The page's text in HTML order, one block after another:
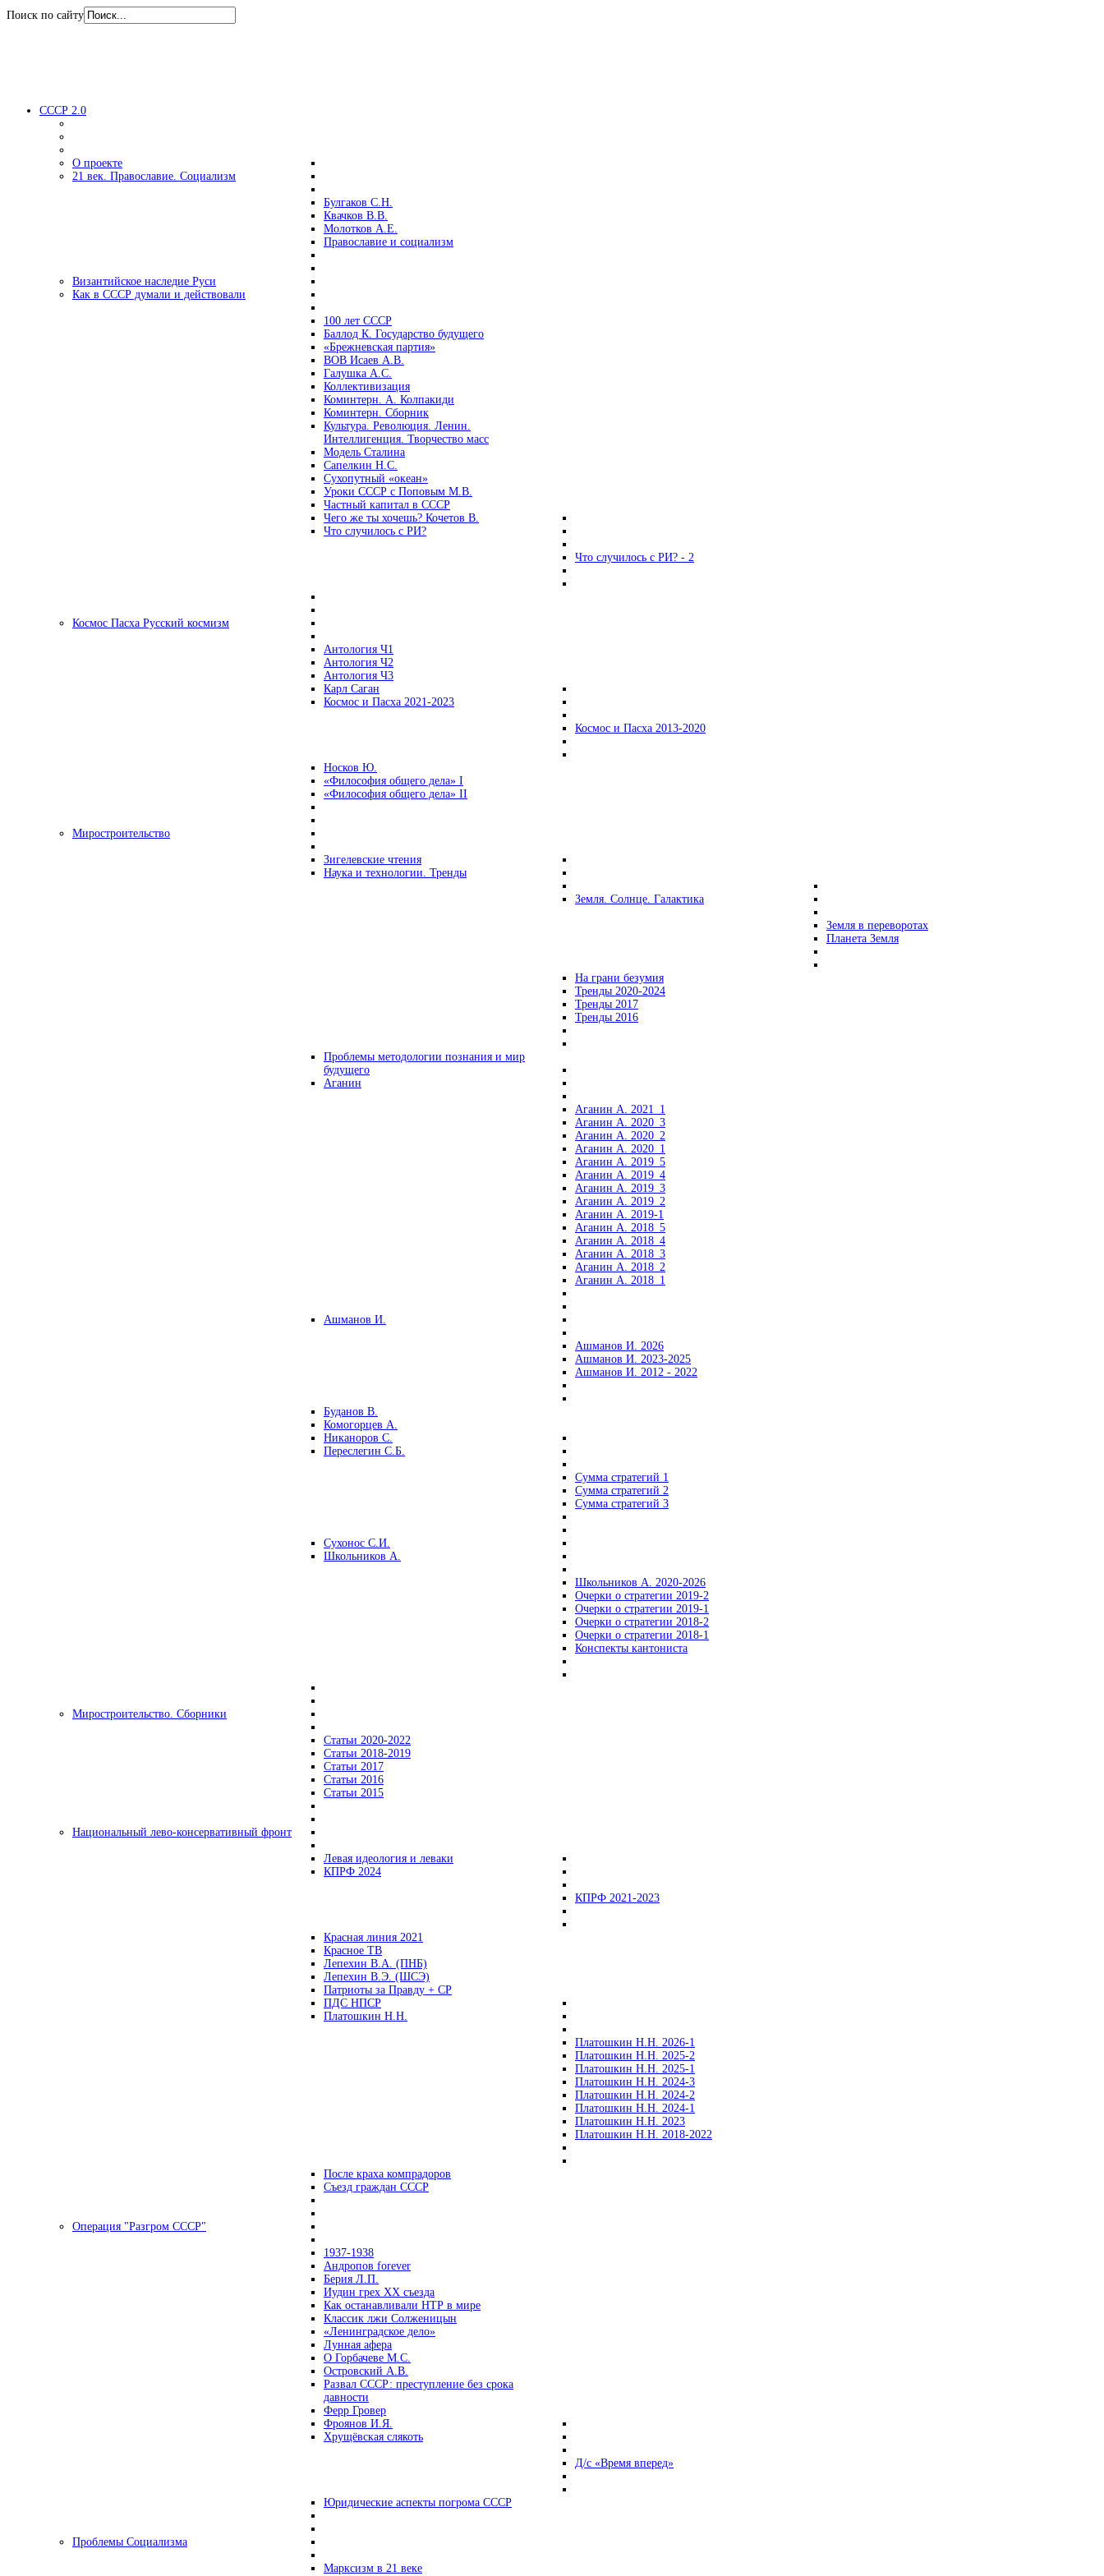
Поиск по сайту
СССР 2.0
О проекте
21 век. Православие. Социализм
Булгаков С.Н.
Квачков В.В.
Молотков А.Е.
Православие и социализм
Византийское наследие Руси
Как в СССР думали и действовали
100 лет СССР
Баллод К. Государство будущего
«Брежневская партия»
ВОВ Исаев А.В.
Галушка А.С.
Коллективизация
Коминтерн. А. Колпакиди
Коминтерн. Сборник
Культура. Революция. Ленин.
Интеллигенция. Творчество масс
Модель Сталина
Сапелкин Н.С.
Сухопутный «океан»
Уроки СССР с Поповым М.В.
Частный капитал в СССР
Чего же ты хочешь? Кочетов В.
Что случилось с РИ?
Что случилось с РИ? - 2
Космос Пасха Русский космизм
Антология Ч1
Антология Ч2
Антология Ч3
Карл Саган
Космос и Пасха 2021-2023
Космос и Пасха 2013-2020
Носков Ю.
«Философия общего дела» I
«Философия общего дела» II
Миростроительство
Зигелевские чтения
Наука и технологии. Тренды
Земля. Солнце. Галактика
Земля в переворотах
Планета Земля
На грани безумия
Тренды 2020-2024
Тренды 2017
Тренды 2016
Проблемы методологии познания и мир
будущего
Аганин
Аганин А. 2021_1
Аганин А. 2020_3
Аганин А. 2020_2
Аганин А. 2020_1
Аганин А. 2019_5
Аганин А. 2019_4
Аганин А. 2019_3
Аганин А. 2019_2
Аганин А. 2019-1
Аганин А. 2018_5
Аганин А. 2018_4
Аганин А. 2018_3
Аганин А. 2018_2
Аганин А. 2018_1
Ашманов И.
Ашманов И. 2026
Ашманов И. 2023-2025
Ашманов И. 2012 - 2022
Буданов В.
Комогорцев А.
Никаноров С.
Переслегин С.Б.
Сумма стратегий 1
Сумма стратегий 2
Сумма стратегий 3
Сухонос С.И.
Школьников А.
Школьников А. 2020-2026
Очерки о стратегии 2019-2
Очерки о стратегии 2019-1
Очерки о стратегии 2018-2
Очерки о стратегии 2018-1
Конспекты кантониста
Миростроительство. Сборники
Статьи 2020-2022
Статьи 2018-2019
Статьи 2017
Статьи 2016
Статьи 2015
Национальный лево-консервативный фронт
Левая идеология и леваки
КПРФ 2024
КПРФ 2021-2023
Красная линия 2021
Красное ТВ
Лепехин В.А. (ПНБ)
Лепехин В.Э. (ШСЭ)
Патриоты за Правду + СР
ПДС НПСР
Платошкин Н.Н.
Платошкин Н.Н. 2026-1
Платошкин Н.Н. 2025-2
Платошкин Н.Н. 2025-1
Платошкин Н.Н. 2024-3
Платошкин Н.Н. 2024-2
Платошкин Н.Н. 2024-1
Платошкин Н.Н. 2023
Платошкин Н.Н. 2018-2022
После краха компрадоров
Съезд граждан СССР
Операция "Разгром СССР"
1937-1938
Андропов forever
Берия Л.П.
Иудин грех ХХ съезда
Как останавливали НТР в мире
Классик лжи Солженицын
«Ленинградское дело»
Лунная афера
О Горбачеве М.С.
Островский А.В.
Развал СССР: преступление без срока
давности
Ферр Гровер
Фроянов И.Я.
Хрущёвская слякоть
Д/с «Время вперед»
Юридические аспекты погрома СССР
Проблемы Социализма
Марксизм в 21 веке